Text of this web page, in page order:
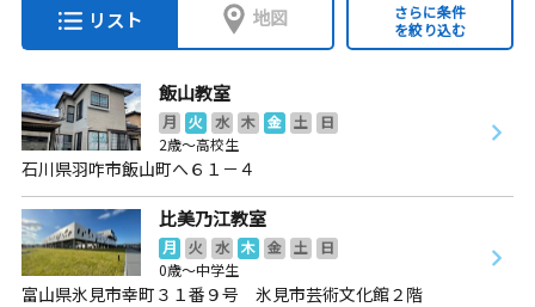
リスト 地図
さらに条件
を絞り込む
飯山教室
月 火 水 木 金 土
日
2歳～高校生
石川県羽咋市飯山町へ６１－４
比美乃江教室
月 火 水 木 金 土
日
0歳～中学生
富山県氷見市幸町３１番９号 氷見市芸術文化館２階